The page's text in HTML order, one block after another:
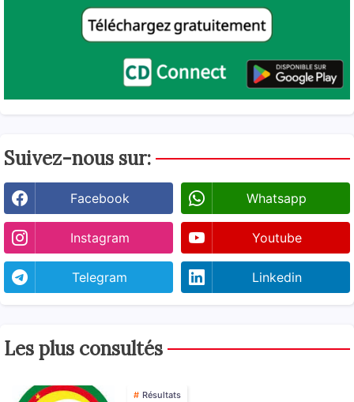
Suivez-nous sur:
Facebook Whatsapp
Instagram Youtube
Telegram Linkedin
Les plus consultés
Résultats